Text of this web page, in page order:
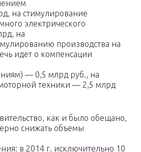
на стимулирование
электрического
на
производства на
идет о компенсации
— 0,5 млрд руб., на
техники — 2,5 млрд
как и было обещано,
снижать объемы
в 2014 г. исключительно 10